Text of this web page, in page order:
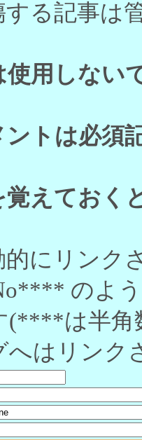
る記事は
使用しない
トは必須
覚えておく
的にリンク
のよ
(****は半角
へはリンク